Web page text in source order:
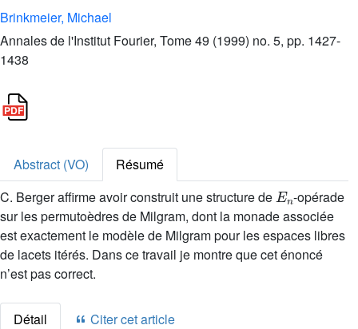
Brinkmeier, Michael
Annales de l'Institut Fourier, Tome 49 (1999) no. 5, pp. 1427-
1438
Abstract (VO)
Résumé
C. Berger affirme avoir construit une structure de
En
-opérade
sur les permutoèdres de Milgram, dont la monade associée
est exactement le modèle de Milgram pour les espaces libres
de lacets itérés. Dans ce travail je montre que cet énoncé
n’est pas correct.
Détail Citer cet article